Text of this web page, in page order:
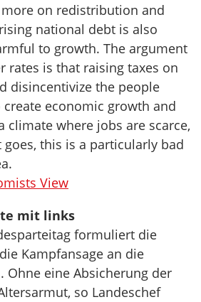
on redistribution and
national debt is also
to growth. The argument
rates is that raising taxes on
disincentivize the people
economic growth and
climate where jobs are scarce,
this is a particularly bad
View
mit links
formuliert die
Kampfansage an die
Ohne eine Absicherung der
so Landeschef